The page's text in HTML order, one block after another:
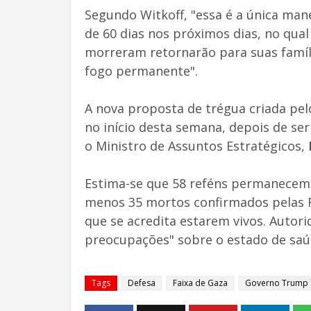
Segundo Witkoff, "essa é a única
de 60 dias nos próximos dias, no
morreram retornarão para suas
fogo permanente".
A nova proposta de trégua criada
no início desta semana, depois de
o Ministro de Assuntos Estratégicos,
Estima-se que 58 reféns
menos 35 mortos confirmados pelas
que se acredita estarem vivos.
preocupações" sobre o estado de
Tags Defesa Faixa de Gaza Governo Trump